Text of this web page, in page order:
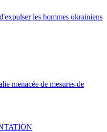
les hommes ukrainiens
menacée de mesures de